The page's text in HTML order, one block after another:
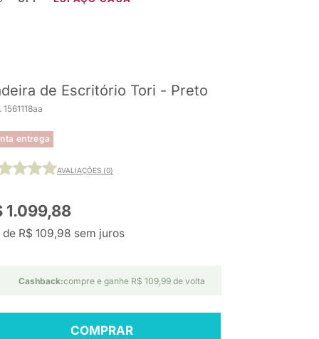
de Escritório Tori - Preto
1561118aa
entrega
AVALIAÇÕES (0)
1.099,88
de R$ 109,98 sem juros
Cashback:compre e ganhe R$ 109,99 de volta
COMPRAR